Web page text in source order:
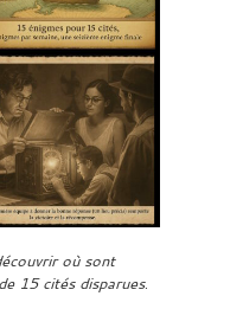
où sont
15 cités disparues.